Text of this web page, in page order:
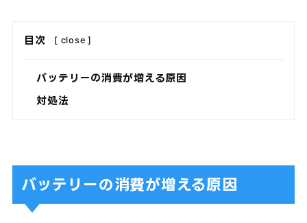
目次 [ close ]
バッテリーの消費が増える原因
対処法
バッテリーの消費が増える原因